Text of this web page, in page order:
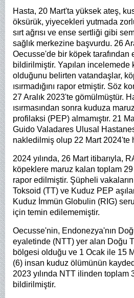
Hasta, 20 Mart'ta yüksek ateş,
öksürük, yiyecekleri yutmada
sırt ağrısı ve ense sertliği gibi
sağlık merkezine başvurdu. 26
Oecusse'de bir köpek tarafından
bildirilmiştir. Yapılan incelemede
olduğunu belirten vatandaşlar,
ısırmadığını rapor etmiştir. Söz
27 Aralık 2023'te gömülmüştür.
ısırmasından sonra kuduza
profilaksi (PEP) almamıştır. 21
Guido Valadares Ulusal
nakledilmiş olup 22 Mart 2024'te
2024 yılında, 26 Mart itibarıyla,
köpeklere maruz kalan toplam
rapor edilmiştir. Şüpheli
Toksoid (TT) ve Kuduz PEP
Kuduz İmmün Globulin (RIG)
için temin edilememiştir.
Oecusse'nin, Endonezya'nın
eyaletinde (NTT) yer alan Doğu
bölgesi olduğu ve 1 Ocak ile 15
(6) insan kuduz ölümünün
2023 yılında NTT ilinden toplam
bildirilmiştir.